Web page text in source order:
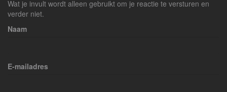
Wat je invult wordt alleen gebruikt om je reactie te versturen en
verder niet.
Naam
E-mailadres